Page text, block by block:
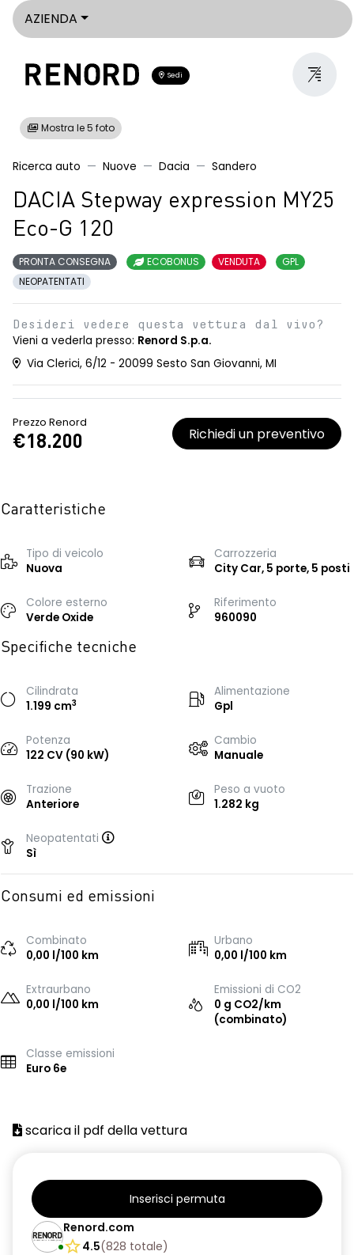
AZIENDA
Sedi
Mostra le 5 foto
Ricerca auto Nuove Dacia Sandero
DACIA Stepway expression MY25
Eco-G 120
PRONTA CONSEGNA ECOBONUS VENDUTA
GPL
NEOPATENTATI
Desideri vedere questa vettura dal vivo?
Vieni a vederla presso: Renord S.p.a.
Via Clerici, 6/12 - 20099 Sesto San Giovanni, MI
Prezzo Renord
€18.200 Richiedi un preventivo
Caratteristiche
Tipo di veicolo
Nuova
Carrozzeria
City Car, 5 porte, 5 posti
Colore esterno
Verde Oxide
Riferimento
960090
Specifiche tecniche
Cilindrata
1.199 cm3
Alimentazione
Gpl
Potenza
122 CV (90 kW)
Cambio
Manuale
Trazione
Anteriore
Peso a vuoto
1.282 kg
Neopatentati
Sì
Consumi ed emissioni
Combinato
0,00 l/100 km
Urbano
0,00 l/100 km
Extraurbano
0,00 l/100 km
Emissioni di CO2
0 g CO2/km
(combinato)
Classe emissioni
Euro 6e
scarica il pdf della vettura
Inserisci permuta
Renord.com
4.5(828 totale)